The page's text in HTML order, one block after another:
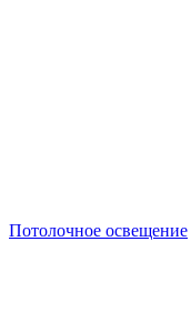
Потолочное освещение